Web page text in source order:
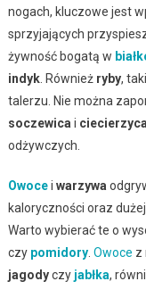
nogach, kluczowe jest
sprzyjających
żywność bogatą w
indyk. Również ryby,
talerzu. Nie można
soczewica i ciecierzyca
odżywczych.
Owocei warzywa
kaloryczności oraz
Warto wybierać te o
czy pomidory. Owoce z
jagodyczy jabłka,